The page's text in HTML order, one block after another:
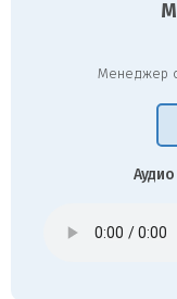
Менеджер